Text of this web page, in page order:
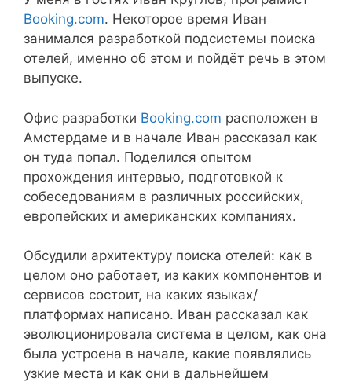
Booking.com. Некоторое время Иван
занимался разработкой подсистемы поиска
отелей, именно об этом и пойдёт речь в этом
выпуске.
Офис разработки Booking.com расположен в
Амстердаме и в начале Иван рассказал как
он туда попал. Поделился опытом
прохождения интервью, подготовкой к
собеседованиям в различных российских,
европейских и американских компаниях.
Обсудили архитектуру поиска отелей: как в
целом оно работает, из каких компонентов и
сервисов состоит, на каких языках/
платформах написано. Иван рассказал как
эволюционировала система в целом, как она
была устроена в начале, какие появлялись
узкие места и как они в дальнейшем